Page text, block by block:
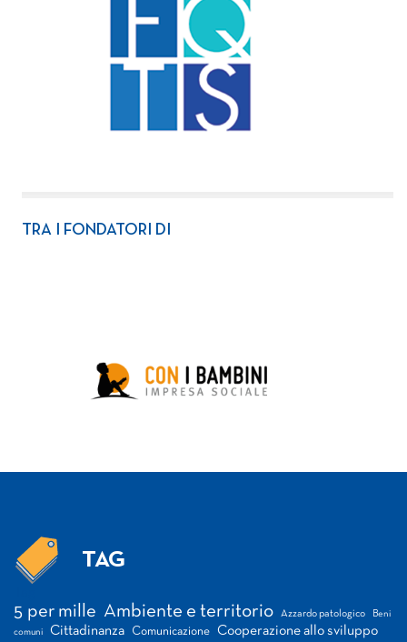
TRA I FONDATORI DI
TAG
5 per mille Ambiente e territorio Azzardo patologico Beni
comuni Cittadinanza Comunicazione Cooperazione allo sviluppo